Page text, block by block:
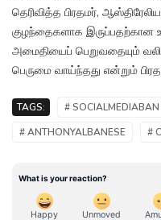
தெரிவித்த பிரதமர்,
குழந்தைகளாக இருப்பதற்கான
அமைதியைப் பெறுவதையும்
பெருமை வாய்ந்தது என்றும்
TAGS: # SOCIALMEDIABAN
# ANTHONYALBANESE
#